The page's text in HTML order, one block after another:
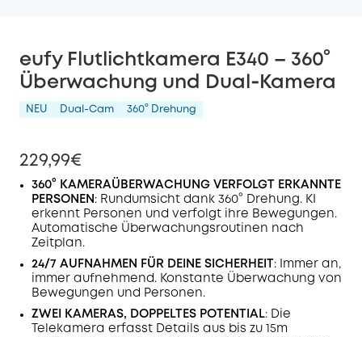
eufy Flutlichtkamera E340 – 360°
Überwachung und Dual‑Kamera
NEU Dual-Cam 360° Drehung
229,99€
360° KAMERAÜBERWACHUNG VERFOLGT ERKANNTE
PERSONEN : Rundumsicht dank 360° Drehung. KI
erkennt Personen und verfolgt ihre Bewegungen.
Automatische Überwachungsroutinen nach
Zeitplan.
24/7 AUFNAHMEN FÜR DEINE SICHERHEIT : Immer an,
immer aufnehmend. Konstante Überwachung von
Bewegungen und Personen.
ZWEI KAMERAS, DOPPELTES POTENTIAL: Die
Telekamera erfasst Details aus bis zu 15m